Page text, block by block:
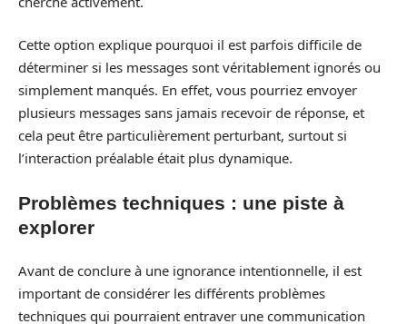
Cette option explique pourquoi il est parfois difficile de
déterminer si les messages sont véritablement ignorés ou
simplement manqués. En effet, vous pourriez envoyer
plusieurs messages sans jamais recevoir de réponse, et
cela peut être particulièrement perturbant, surtout si
l’interaction préalable était plus dynamique.
Problèmes techniques : une piste à
explorer
Avant de conclure à une ignorance intentionnelle, il est
important de considérer les différents problèmes
techniques qui pourraient entraver une communication